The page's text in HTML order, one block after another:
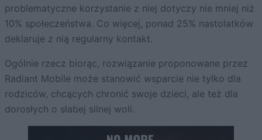
problematyczne korzystanie z niej dotyczy nie mniej niż
10% społeczeństwa. Co więcej, ponad 25% nastolatków
deklaruje z nią regularny kontakt.
Ogólnie rzecz biorąc, rozwiązanie proponowane przez
Radiant Mobile może stanowić wsparcie nie tylko dla
rodziców, chcących chronić swoje dzieci, ale też dla
dorosłych o słabej silnej woli.